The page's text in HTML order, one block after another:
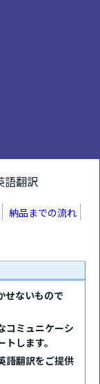
語翻訳
納品までの流れ
せないもので
コミュニケーシ
します。
語翻訳をご提供